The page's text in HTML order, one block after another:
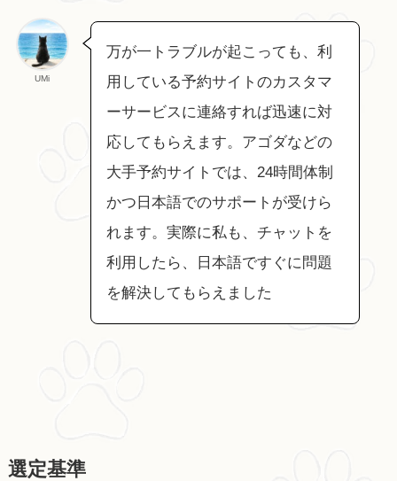
UMi
万が一トラブルが起こっても、利
用している予約サイトのカスタマ
ーサービスに連絡すれば迅速に対
応してもらえます。アゴダなどの
大手予約サイトでは、24時間体制
かつ日本語でのサポートが受けら
れます。実際に私も、チャットを
利用したら、日本語ですぐに問題
を解決してもらえました
選定基準